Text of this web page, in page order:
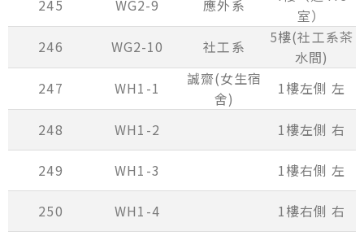
245
WG2-9 應外系
室）
246
WG2-10 社工系
5樓(社工系茶
水間)
247
WH1-1
誠齋(女生宿
舍)
1樓左側 左
248 WH1-2 1樓左側 右
249 WH1-3 1樓右側 左
250 WH1-4 1樓右側 右